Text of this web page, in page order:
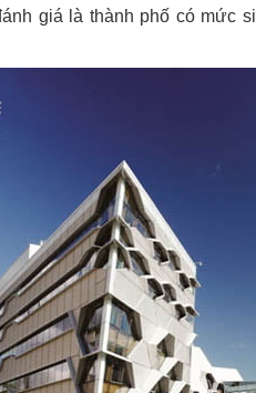
giá là thành phố có mức